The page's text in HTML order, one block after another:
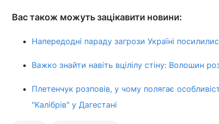
Вас також можуть зацікавити новини:
Напередодні параду загрози Україні
Важко знайти навіть вцілілу стіну: Волошин
Плетенчук розповів, у чому полягає
"Калібрів" у Дагестані